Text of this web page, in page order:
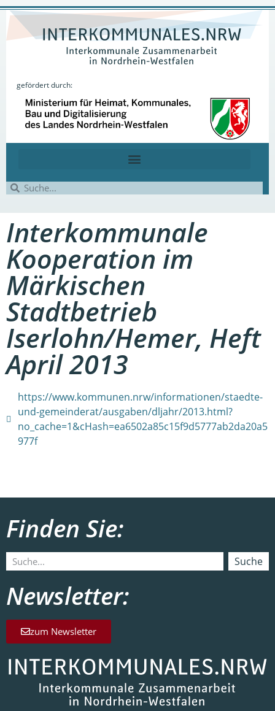
gefördert durch:
Interkommunale
Kooperation im
Märkischen
Stadtbetrieb
Iserlohn/Hemer, Heft
April 2013
https://www.kommunen.nrw/informationen/staedte-
und-gemeinderat/ausgaben/dljahr/2013.html?
no_cache=1&cHash=ea6502a85c15f9d5777ab2da20a5
977f
Finden Sie:
Suche
Newsletter:
zum Newsletter